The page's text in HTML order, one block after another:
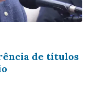
de títulos